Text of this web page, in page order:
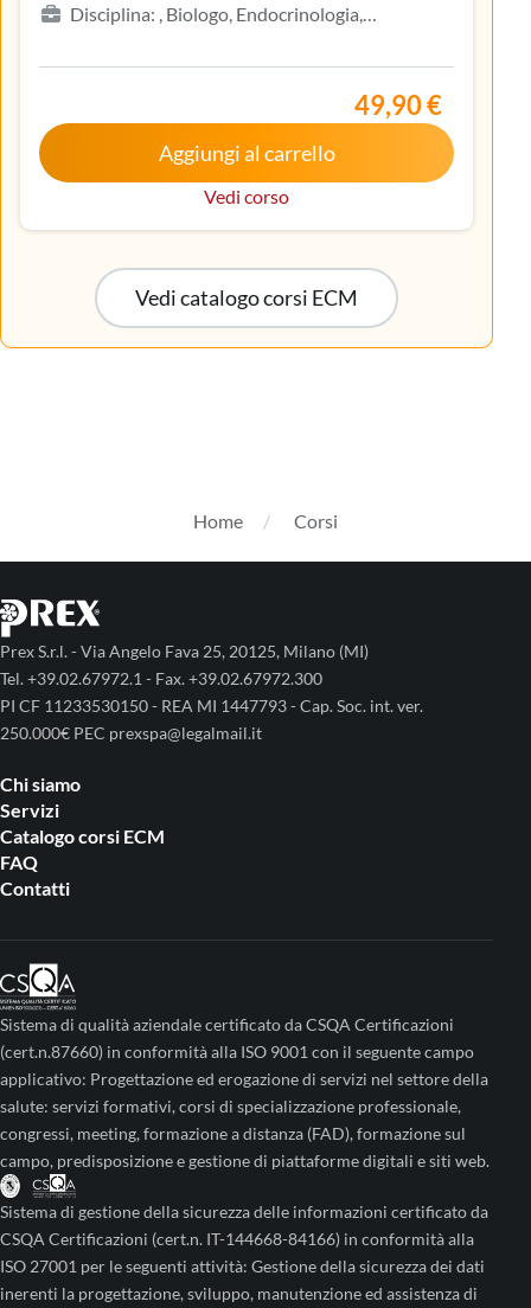
Disciplina: , Biologo, Endocrinologia,
ostetricia, Infermiere, Infermiere pediatrico,
Iscritto nell’elenco speciale ad esaurimento,
Malattie metaboliche e diabetologia, Medicina
interna, Oncologia, Pediatria, Pediatria (Pediatri di
libera scelta), Tecnico sanitario di radiologia medica
49,90 €
Aggiungi al carrello
Vedi corso
Vedi catalogo corsi ECM
Home Corsi
Prex S.r.l. - Via Angelo Fava 25, 20125, Milano (MI)
Tel. +39.02.67972.1 - Fax. +39.02.67972.300
PI CF 11233530150 - REA MI 1447793 - Cap. Soc. int. ver.
250.000€ PEC prexspa@legalmail.it
Chi siamo
Servizi
Catalogo corsi ECM
FAQ
Contatti
Sistema di qualità aziendale certificato da CSQA Certificazioni
(cert.n.87660) in conformità alla ISO 9001 con il seguente campo
applicativo: Progettazione ed erogazione di servizi nel settore della
salute: servizi formativi, corsi di specializzazione professionale,
congressi, meeting, formazione a distanza (FAD), formazione sul
campo, predisposizione e gestione di piattaforme digitali e siti web.
Sistema di gestione della sicurezza delle informazioni certificato da
CSQA Certificazioni (cert.n. IT-144668-84166) in conformità alla
ISO 27001 per le seguenti attività: Gestione della sicurezza dei dati
inerenti la progettazione, sviluppo, manutenzione ed assistenza di